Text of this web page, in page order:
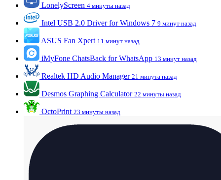
LonelyScreen 4 минуты назад
Intel USB 2.0 Driver for Windows 7 9 минут назад
ASUS Fan Xpert 11 минут назад
iMyFone ChatsBack for WhatsApp 13 минут назад
Realtek HD Audio Manager 21 минута назад
Desmos Graphing Calculator 22 минуты назад
OctoPrint 23 минуты назад